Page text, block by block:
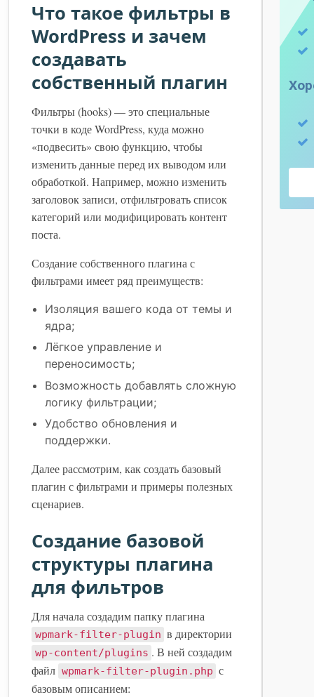
Что такое фильтры в
WordPress и зачем
создавать
собственный плагин
Фильтры (hooks) — это специальные
точки в коде WordPress, куда можно
«подвесить» свою функцию, чтобы
изменить данные перед их выводом или
обработкой. Например, можно изменить
заголовок записи, отфильтровать список
категорий или модифицировать контент
поста.
Создание собственного плагина с
фильтрами имеет ряд преимуществ:
Изоляция вашего кода от темы и
ядра;
Лёгкое управление и
переносимость;
Возможность добавлять сложную
логику фильтрации;
Удобство обновления и
поддержки.
Далее рассмотрим, как создать базовый
плагин с фильтрами и примеры полезных
сценариев.
Создание базовой
структуры плагина
для фильтров
Для начала создадим папку плагина
wpmark-filter-plugin в директории
wp-content/plugins . В ней создадим
файл wpmark-filter-plugin.php с
базовым описанием: